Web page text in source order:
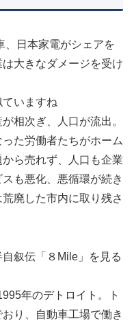
、日本家電がシェアを
大きなダメージを受け
いますね
相次ぎ、人口が流出。
た労働者たちがホーム
ら売れず、人口も企業
も悪化、悪循環が続き
廃した市内に取り残さ
叙伝「８Mile」を見る
年のデトロイト。ト
り、自動車工場で働き